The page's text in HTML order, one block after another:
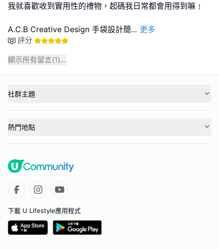
我就喜歡收到實用性的禮物，起碼我日常都會用得到嘛﹗
A.C.B Creative Design 手袋設計簡... 更多
評分
顯示所有留言(1)...
社群主題
熱門地點
下載 U Lifestyle應用程式